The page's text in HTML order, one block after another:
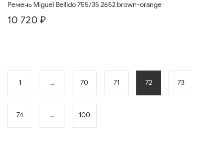
Ремень Miguel Bellido 755/35 2652 brown-orange
10 720 ₽
1 ... 70 71 72 73
74 ... 100